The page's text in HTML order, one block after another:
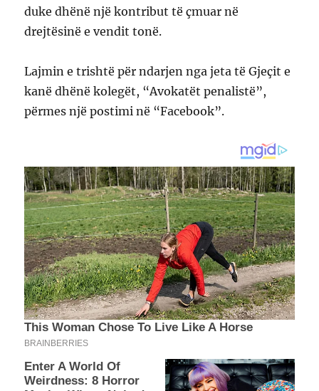
duke dhënë një kontribut të çmuar në
drejtësinë e vendit tonë.
Lajmin e trishtë për ndarjen nga jeta të Gjeçit e
kanë dhënë kolegët, “Avokatët penalistë”,
përmes një postimi në “Facebook”.